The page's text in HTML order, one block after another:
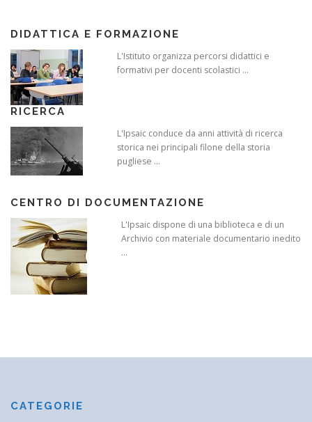
DIDATTICA E FORMAZIONE
L'Istituto organizza percorsi didattici e
formativi per docenti scolastici ...
RICERCA
L'Ipsaic conduce da anni attività di ricerca
storica nei principali filone della storia
pugliese ...
CENTRO DI DOCUMENTAZIONE
L'Ipsaic dispone di una biblioteca e di un
Archivio con materiale documentario inedito
...
CATEGORIE